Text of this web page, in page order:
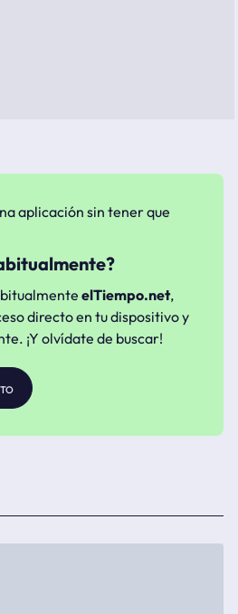
aplicación sin tener que
elTiempo.net,
directo en tu dispositivo y
¡Y olvídate de buscar!